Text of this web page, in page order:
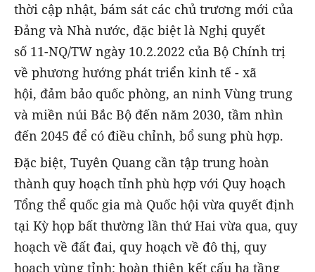
thời cập nhật, bám sát các chủ trương mới của
Đảng và Nhà nước, đặc biệt là Nghị quyết
số 11-NQ/TW ngày 10.2.2022 của Bộ Chính trị
về phương hướng phát triển kinh tế - xã
hội, đảm bảo quốc phòng, an ninh Vùng trung
và miền núi Bắc Bộ đến năm 2030, tầm nhìn
đến 2045 để có điều chỉnh, bổ sung phù hợp.
Đặc biệt, Tuyên Quang cần tập trung hoàn
thành quy hoạch tỉnh phù hợp với Quy hoạch
Tổng thể quốc gia mà Quốc hội vừa quyết định
tại Kỳ họp bất thường lần thứ Hai vừa qua, quy
hoạch về đất đai, quy hoạch về đô thị, quy
hoạch vùng tỉnh; hoàn thiện kết cấu hạ tầng